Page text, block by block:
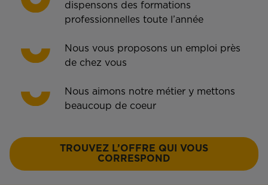
dispensons des formations
professionnelles toute l’année
Nous vous proposons un emploi près
de chez vous
Nous aimons notre métier y mettons
beaucoup de coeur
TROUVEZ L’OFFRE QUI VOUS
CORRESPOND